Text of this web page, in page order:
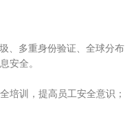
、多重身份验证、全球分布
安全。
培训，提高员工安全意识；